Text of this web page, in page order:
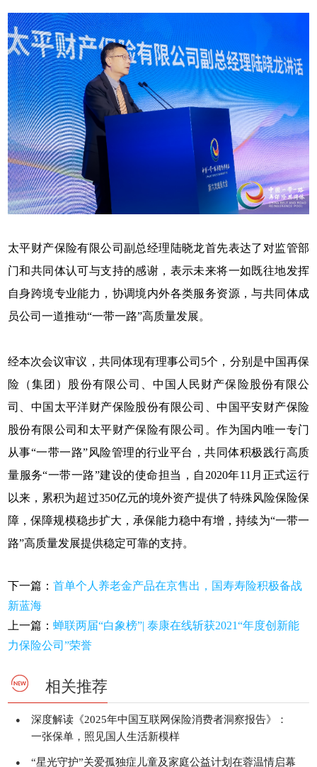
太平财产保险有限公司副总经理陆晓龙首先表达了对监管部
门和共同体认可与支持的感谢，表示未来将一如既往地发挥
自身跨境专业能力，协调境内外各类服务资源，与共同体成
员公司一道推动“一带一路”高质量发展。
经本次会议审议，共同体现有理事公司5个，分别是中国再保
险（集团）股份有限公司、中国人民财产保险股份有限公
司、中国太平洋财产保险股份有限公司、中国平安财产保险
股份有限公司和太平财产保险有限公司。作为国内唯一专门
从事“一带一路”风险管理的行业平台，共同体积极践行高质
量服务“一带一路”建设的使命担当，自2020年11月正式运行
以来，累积为超过350亿元的境外资产提供了特殊风险保险保
障，保障规模稳步扩大，承保能力稳中有增，持续为“一带一
路”高质量发展提供稳定可靠的支持。
下一篇：首单个人养老金产品在京售出，国寿寿险积极备战
新蓝海
上一篇：蝉联两届“白象榜”| 泰康在线斩获2021“年度创新能
力保险公司”荣誉
相关推荐
●
深度解读《2025年中国互联网保险消费者洞察报告》：
一张保单，照见国人生活新模样
● “星光守护”关爱孤独症儿童及家庭公益计划在蓉温情启幕